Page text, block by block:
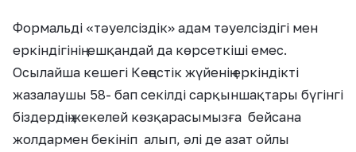
Формальді «тәуелсіздік» адам тәуелсіздігі мен
еркіндігінің ешқандай да көрсеткіші емес.
Осылайша кешегі Кеңестік жүйенің еркіндікті
жазалаушы 58- бап секілді сарқыншақтары бүгінгі
біздердің жекелей көзқарасымызға бейсана
жолдармен бекініп алып, әлі де азат ойлы